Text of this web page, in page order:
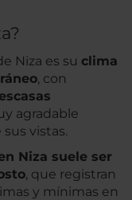
Niza es su clima
, con
agradable
vistas.
Niza suele ser
, que registran
y mínimas en